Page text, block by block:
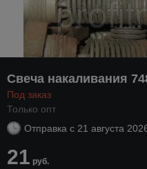
Свеча накаливания
Под заказ
Только опт
Отправка с 21 августа
21 руб.